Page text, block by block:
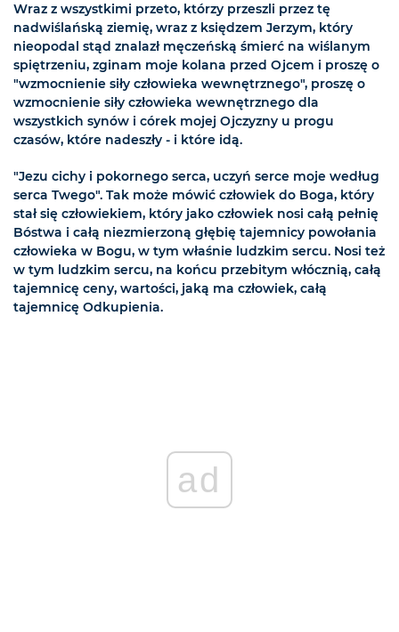
Wraz z wszystkimi przeto, którzy przeszli przez tę
nadwiślańską ziemię, wraz z księdzem Jerzym, który
nieopodal stąd znalazł męczeńską śmierć na wiślanym
spiętrzeniu, zginam moje kolana przed Ojcem i proszę o
"wzmocnienie siły człowieka wewnętrznego", proszę o
wzmocnienie siły człowieka wewnętrznego dla
wszystkich synów i córek mojej Ojczyzny u progu
czasów, które nadeszły - i które idą.
"Jezu cichy i pokornego serca, uczyń serce moje według
serca Twego". Tak może mówić człowiek do Boga, który
stał się człowiekiem, który jako człowiek nosi całą pełnię
Bóstwa i całą niezmierzoną głębię tajemnicy powołania
człowieka w Bogu, w tym właśnie ludzkim sercu. Nosi też
w tym ludzkim sercu, na końcu przebitym włócznią, całą
tajemnicę ceny, wartości, jaką ma człowiek, całą
tajemnicę Odkupienia.
ad